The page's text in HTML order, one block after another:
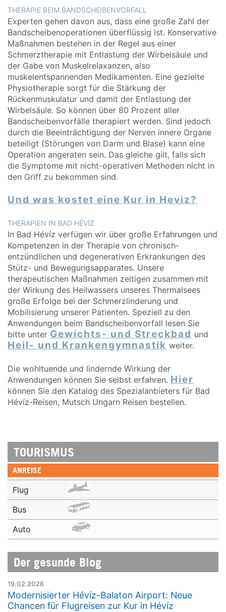
THERAPIE BEIM BANDSCHEIBENVORFALL
Experten gehen davon aus, dass eine große Zahl der
Bandscheibenoperationen überflüssig ist. Konservative
Maßnahmen bestehen in der Regel aus einer
Schmerztherapie mit Entlastung der Wirbelsäule und
der Gabe von Muskelrelaxanzen, also
muskelentspannenden Medikamenten. Eine gezielte
Physiotherapie sorgt für die Stärkung der
Rückenmuskulatur und damit der Entlastung der
Wirbelsäule. So können über 80 Prozent aller
Bandscheibenvorfälle therapiert werden. Sind jedoch
durch die Beeinträchtigung der Nerven innere Organe
beteiligt (Störungen von Darm und Blase) kann eine
Operation angeraten sein. Das gleiche gilt, falls sich
die Symptome mit nicht-operativen Methoden nicht in
den Griff zu bekommen sind.
Und was kostet eine Kur in Heviz?
THERAPIEN IN BAD HÉVÍZ
In Bad Hévíz verfügen wir über große Erfahrungen und
Kompetenzen in der Therapie von chronisch-
entzündlichen und degenerativen Erkrankungen des
Stütz- und Bewegungsapparates. Unsere
therapeutischen Maßnahmen zeitigen zusammen mit
der Wirkung des Heilwassers unseres Thermalsees
große Erfolge bei der Schmerzlinderung und
Mobilisierung unserer Patienten. Speziell zu den
Anwendungen beim Bandscheibenvorfall lesen Sie
bitte unter Gewichts- und Streckbad und
Heil- und Krankengymnastik weiter.
Die wohltuende und lindernde Wirkung der
Anwendungen können Sie selbst erfahren. Hier
können Sie den Katalog des Spezialanbieters für Bad
Hévíz-Reisen, Mutsch Ungarn Reisen bestellen.
TOURISMUS
ANREISE
Flug
Bus
Auto
Der gesunde Blog
19.02.2026
Modernisierter Hévíz-Balaton Airport: Neue
Chancen für Flugreisen zur Kur in Hévíz